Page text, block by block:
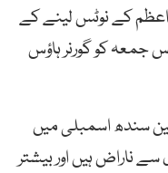
اعظم کے نوٹس لینے کے
جمعہ کو گورنر ہاؤس
سندھ اسمبلی میں
ناراض ہیں اور بیشتر